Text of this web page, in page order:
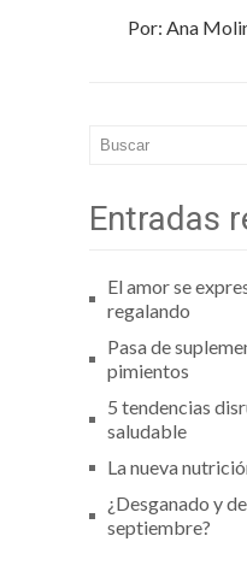
Por: Ana
Entradas
El amor se
regalando
Pasa de
pimientos
5 tendencias
saludable
La nueva
¿Desganado y
septiembre?